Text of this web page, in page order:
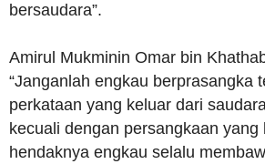
bersaudara”.
Amirul Mukminin Omar bin
“Janganlah engkau berprasangka
perkataan yang keluar dari
kecuali dengan persangkaan yang
hendaknya engkau selalu